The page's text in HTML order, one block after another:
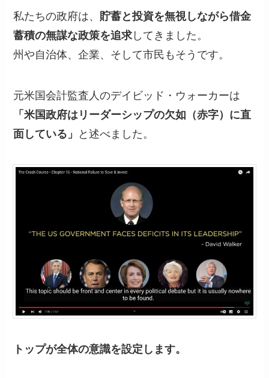
私たちの政府は、 貯蓄と投資を無視しながら借金
蓄積の無謀な政策を追求 してきました。
州や自治体、企業、そして市民もそうです。
元米国会計監査人のデイビッド・ウォーカーは
「米国政府はリーダーシップの欠如（赤字）に直
面している」
と述べました。
トップが全体の意識を設定します。